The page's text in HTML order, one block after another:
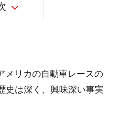
メリカの自動車レースの
史は深く、興味深い事実